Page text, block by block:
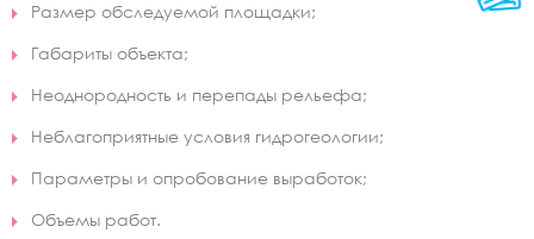
Размер обследуемой площадки;
Габариты объекта;
Неоднородность и перепады рельефа;
Неблагоприятные условия гидрогеологии;
Параметры и опробование выработок;
Объемы работ.